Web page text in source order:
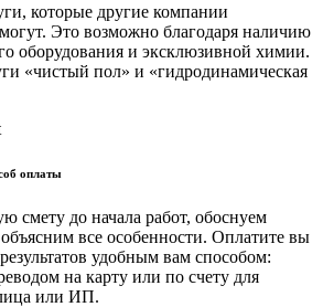
которые другие компании
Это возможно благодаря наличию
оборудования и эксклюзивной химии.
«чистый пол» и «гидродинамическая
оплаты
смету до начала работ, обоснуем
все особенности. Оплатите вы
удобным вам способом:
на карту или по счету для
или ИП.